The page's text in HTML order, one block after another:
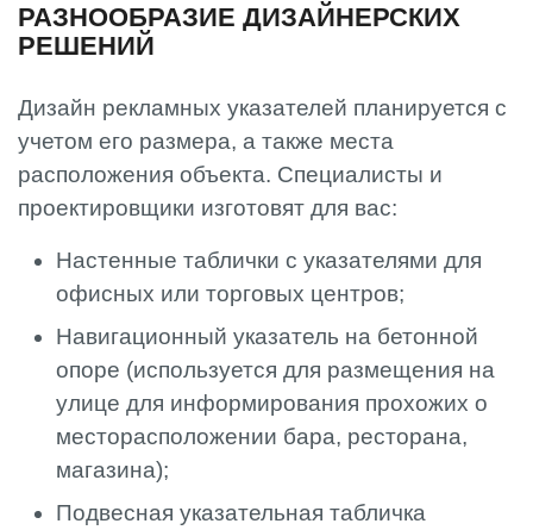
РАЗНООБРАЗИЕ ДИЗАЙНЕРСКИХ
РЕШЕНИЙ
Дизайн рекламных указателей планируется с
учетом его размера, а также места
расположения объекта. Специалисты и
проектировщики изготовят для вас:
Настенные таблички с указателями для
офисных или торговых центров;
Навигационный указатель на бетонной
опоре (используется для размещения на
улице для информирования прохожих о
месторасположении бара, ресторана,
магазина);
Подвесная указательная табличка